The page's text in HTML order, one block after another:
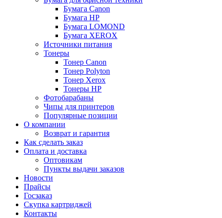
Бумага Canon
Бумага HP
Бумага LOMOND
Бумага XEROX
Источники питания
Тонеры
Тонер Canon
Тонер Polyton
Тонер Xerox
Тонеры HP
Фотобарабаны
Чипы для принтеров
Популярные позиции
О компании
Возврат и гарантия
Как сделать заказ
Оплата и доставка
Оптовикам
Пункты выдачи заказов
Новости
Прайсы
Госзаказ
Скупка картриджей
Контакты